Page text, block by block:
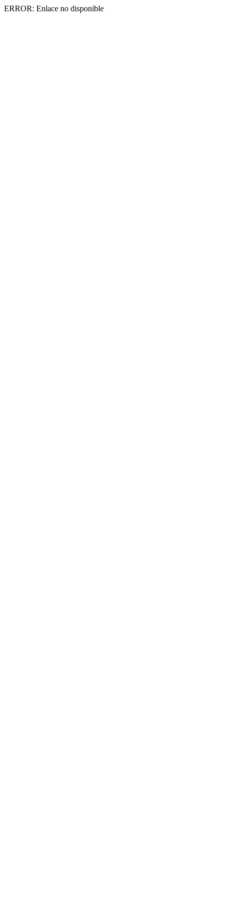
ERROR: Enlace no disponible